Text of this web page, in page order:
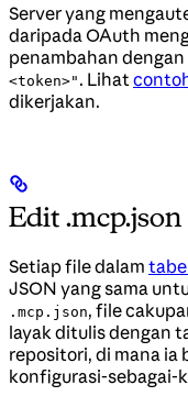
Server yang
daripada OAuth
penambahan dengan
<token>" . Lihat
dikerjakan.
Edit
Setiap file dalam
JSON yang sama
.mcp.json, file
layak ditulis dengan
repositori, di mana ia
konfigurasi-sebagai-